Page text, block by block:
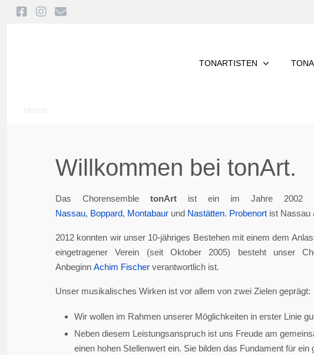
TONARTISTEN
Home
Willkommen bei tonArt.
Das ChorensembletonArt ist ein im Jahre 2002
Nassau, Boppard, Montabaur und Nastätten. Probenort ist Nassau
2012 konnten wir unser 10-jähriges Bestehen mit einem dem
eingetragener Verein (seit Oktober 2005) besteht
Anbeginn Achim Fischer verantwortlich ist.
Unser musikalisches Wirken ist vor allem von zwei Zielen geprägt:
Wir wollen im Rahmen unserer Möglichkeiten in erster Linie
Neben diesem Leistungsanspruch ist uns Freude am
einen hohen Stellenwert ein. Sie bilden das Fundament für